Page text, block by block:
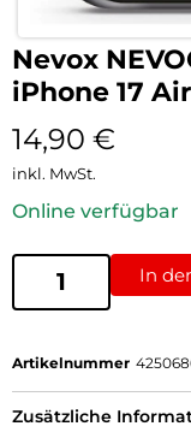
Nevox
iPhone 17
14,90 €
inkl. MwSt.
Online verfügbar
In
Artikelnummer
Zusätzliche